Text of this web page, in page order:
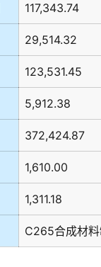
117,343.74
29,514.32
123,531.45
5,912.38
372,424.87
1,610.00
1,311.18
C265合成材